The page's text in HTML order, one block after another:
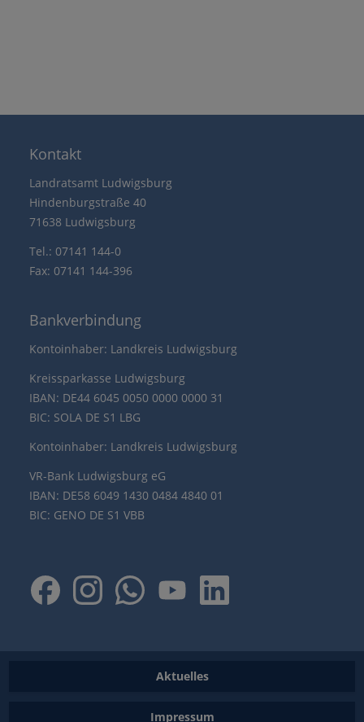
Kontakt
Landratsamt Ludwigsburg
Hindenburgstraße 40
71638 Ludwigsburg
Tel.: 07141 144-0
Fax: 07141 144-396
Bankverbindung
Kontoinhaber: Landkreis Ludwigsburg
Kreissparkasse Ludwigsburg
IBAN: DE44 6045 0050 0000 0000 31
BIC: SOLA DE S1 LBG
Kontoinhaber: Landkreis Ludwigsburg
VR-Bank Ludwigsburg eG
IBAN: DE58 6049 1430 0484 4840 01
BIC: GENO DE S1 VBB
Aktuelles
Impressum